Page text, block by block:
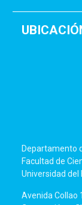
Departamento
Facultad de
Universidad del
Avenida Collao